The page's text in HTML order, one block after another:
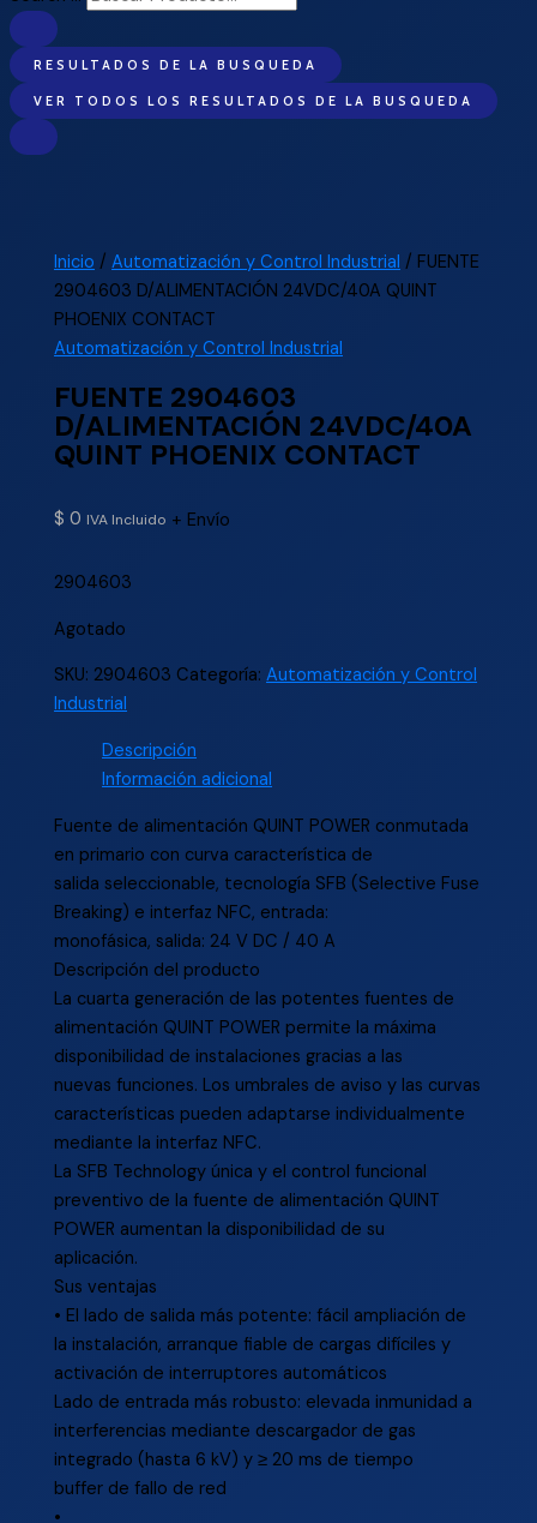
RESULTADOS DE LA BUSQUEDA
VER TODOS LOS RESULTADOS DE LA BUSQUEDA
Inicio /Automatización y Control Industrial / FUENTE
2904603 D/ALIMENTACIÓN 24VDC/40A QUINT
PHOENIX CONTACT
Automatización y Control Industrial
FUENTE 2904603
D/ALIMENTACIÓN 24VDC/40A
QUINT PHOENIX CONTACT
$ 0 IVA Incluido + Envío
2904603
Agotado
SKU: 2904603 Categoría:Automatización y Control
Industrial
Descripción
Información adicional
Fuente de alimentación QUINT POWER conmutada
en primario con curva característica de
salida seleccionable, tecnología SFB (Selective Fuse
Breaking) e interfaz NFC, entrada:
monofásica, salida: 24 V DC / 40 A
Descripción del producto
La cuarta generación de las potentes fuentes de
alimentación QUINT POWER permite la máxima
disponibilidad de instalaciones gracias a las
nuevas funciones. Los umbrales de aviso y las curvas
características pueden adaptarse individualmente
mediante la interfaz NFC.
La SFB Technology única y el control funcional
preventivo de la fuente de alimentación QUINT
POWER aumentan la disponibilidad de su
aplicación.
Sus ventajas
• El lado de salida más potente: fácil ampliación de
la instalación, arranque fiable de cargas difíciles y
activación de interruptores automáticos
Lado de entrada más robusto: elevada inmunidad a
interferencias mediante descargador de gas
integrado (hasta 6 kV) y ≥ 20 ms de tiempo
buffer de fallo de red
•